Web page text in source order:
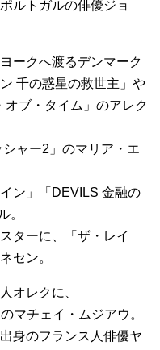
ルトガルの俳優ジョ
ークへ渡るデンマーク
千の惑星の救世主」や
オブ・タイム」のアレク
ャー2」のマリア・エ
ン」「DEVILS 金融の
。
ターに、「ザ・レイ
セン。
オレクに、
のマチェイ・ムジアウ。
身のフランス人俳優ヤ